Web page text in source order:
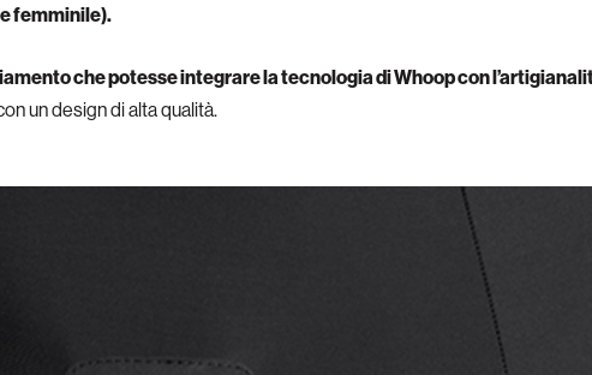
femminile).
che potesse integrare la tecnologia di Whoop con
un design di alta qualità.